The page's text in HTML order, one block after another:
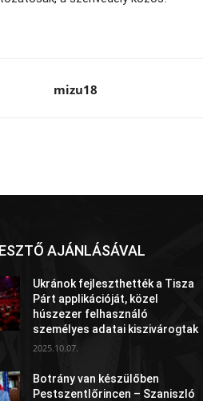
mizu18
AJÁNLÁSÁVAL
Ukránok fejleszthették a Tisza
Párt applikációját, közel
húszezer felhasználó
személyes adatai kiszivárogtak
2025.10.07.
Botrány van készülőben
Pestszentlőrincen – Szaniszló